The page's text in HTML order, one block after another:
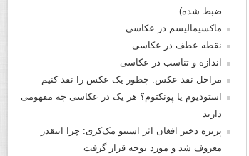
ضبط شده)
ماکسیمالیسم در عکاسی
نقطه عطف در عکاسی
اندازه و تناسب در عکاسی
مراحل نقد عکس: چطور یک عکس را نقد کنیم
استودیوم یا پونکتوم؟ هر یک در عکاسی چه مفهومی
دارند
پرتره دختر افغان اثر استیو مک‌کری: چرا اینقدر
معروف شد و مورد توجه قرار گرفت